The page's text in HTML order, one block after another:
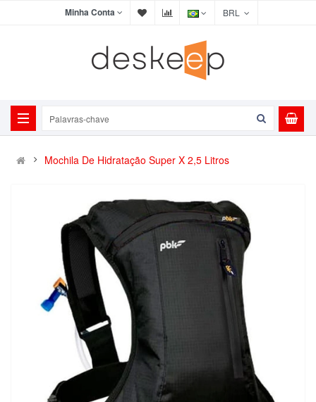
Minha Conta
Mochila De Hidratação Super X 2,5 Litros